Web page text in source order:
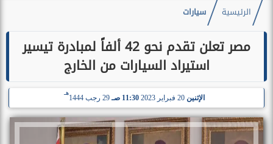
الرئيسية سيارات
مصر تعلن تقدم نحو 42 ألفاً لمبادرة تيسير
استيراد السيارات من الخارج
الإثنين 20 فبراير 2023 11:30 صـ 29 رجب 1444
هـ